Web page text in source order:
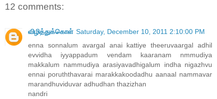
12 comments:
விழித்துக்கொள் Saturday, December 10, 2011 2:10:00 PM
enna sonnalum avargal anai kattiye theeruvaargal adhil
evvidha iyyappadum vendam kaaranam nmmudiya
makkalum nammudiya arasiyavadhigalum indha nigazhvu
ennai poruththavarai marakkakoodadhu aanaal nammavar
marandhuviduvar adhudhan thazizhan
nandri